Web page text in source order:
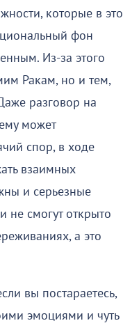
которые в это
фон
Из-за этого
Ракам, но и тем,
разговор на
может
спор, в ходе
взаимных
и серьезные
не смогут открыто
а это
вы постараетесь,
эмоциями и чуть